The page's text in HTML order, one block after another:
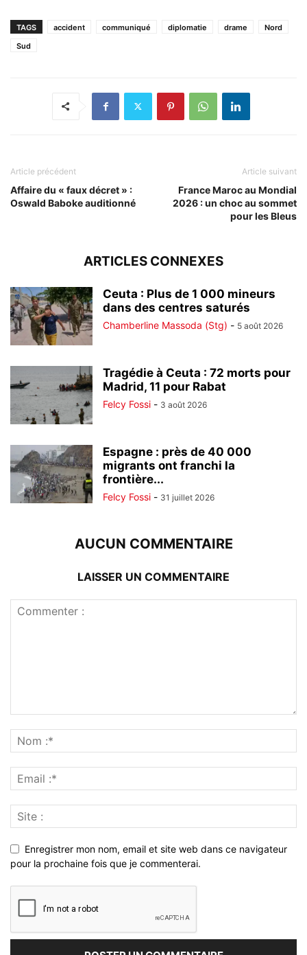
TAGS accident communiqué diplomatie drame
Nord
Sud
Article précédent
Affaire du « faux décret » :
Oswald Baboke auditionné
Article suivant
France Maroc au Mondial
2026 : un choc au sommet
pour les Bleus
ARTICLES CONNEXES
Ceuta : Plus de 1 000 mineurs
dans des centres saturés
Chamberline Massoda (Stg) - 5 août 2026
Tragédie à Ceuta : 72 morts pour
Madrid, 11 pour Rabat
Felcy Fossi - 3 août 2026
Espagne : près de 40 000
migrants ont franchi la
frontière...
Felcy Fossi - 31 juillet 2026
AUCUN COMMENTAIRE
LAISSER UN COMMENTAIRE
Enregistrer mon nom, email et site web dans ce navigateur
pour la prochaine fois que je commenterai.